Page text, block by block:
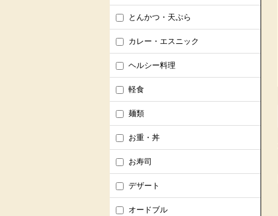
とんかつ・天ぷら
カレー・エスニック
ヘルシー料理
軽食
麺類
お重・丼
お寿司
デザート
オードブル